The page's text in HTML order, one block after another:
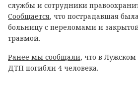
службы и сотрудники
Сообщается, что пострадавшая
больницу с переломами и
травмой.
Ранее мы сообщали, что в
ДТП погибли 4 человека.